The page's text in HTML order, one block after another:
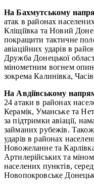
На Бахмутському
атак в районах
Кліщіївка та Новий
покращити тактичне
авіаційних ударів в
Дружба Донецької
мінометним вогнем
зокрема Калинівка,
На Авдіївському
24 атаки в районах
Керамік, Уманське та
за підтримки авіації,
займаних рубежів.
ударів в районах
Новожеланне та
Артилерійських та
населених пунктів,
Новопокровське